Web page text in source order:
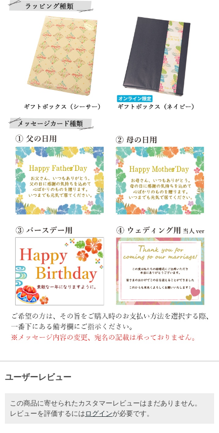
ユーザーレビュー
この商品に寄せられたカスタマーレビューはまだありません。
レビューを評価するには ログインが必要です。